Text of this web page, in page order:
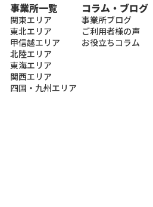
事業所一覧
関東エリア
東北エリア
甲信越エリア
北陸エリア
東海エリア
関西エリア
四国・九州エリア
コラム・ブログ
事業所ブログ
ご利用者様の声
お役立ちコラム